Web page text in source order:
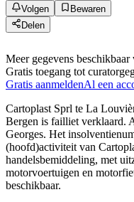
Volgen
Bewaren
Delen
Meer gegevens
Gratis toegang tot
Gratis aanmeldenAl een
Cartoplast Sprl te La
Bergen is failliet verklaard.
Georges. Het
(hoofd)activiteit van
handelsbemiddeling, met
motorvoertuigen en
beschikbaar.